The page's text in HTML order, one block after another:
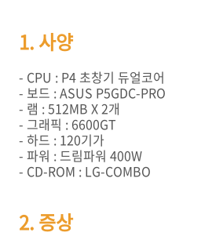
1. 사양
- CPU : P4 초창기 듀얼코어
- 보드 : ASUS P5GDC-PRO
- 램 : 512MB X 2개
- 그래픽 : 6600GT
- 하드 : 120기가
- 파워 : 드림파워 400W
- CD-ROM : LG-COMBO
2. 증상